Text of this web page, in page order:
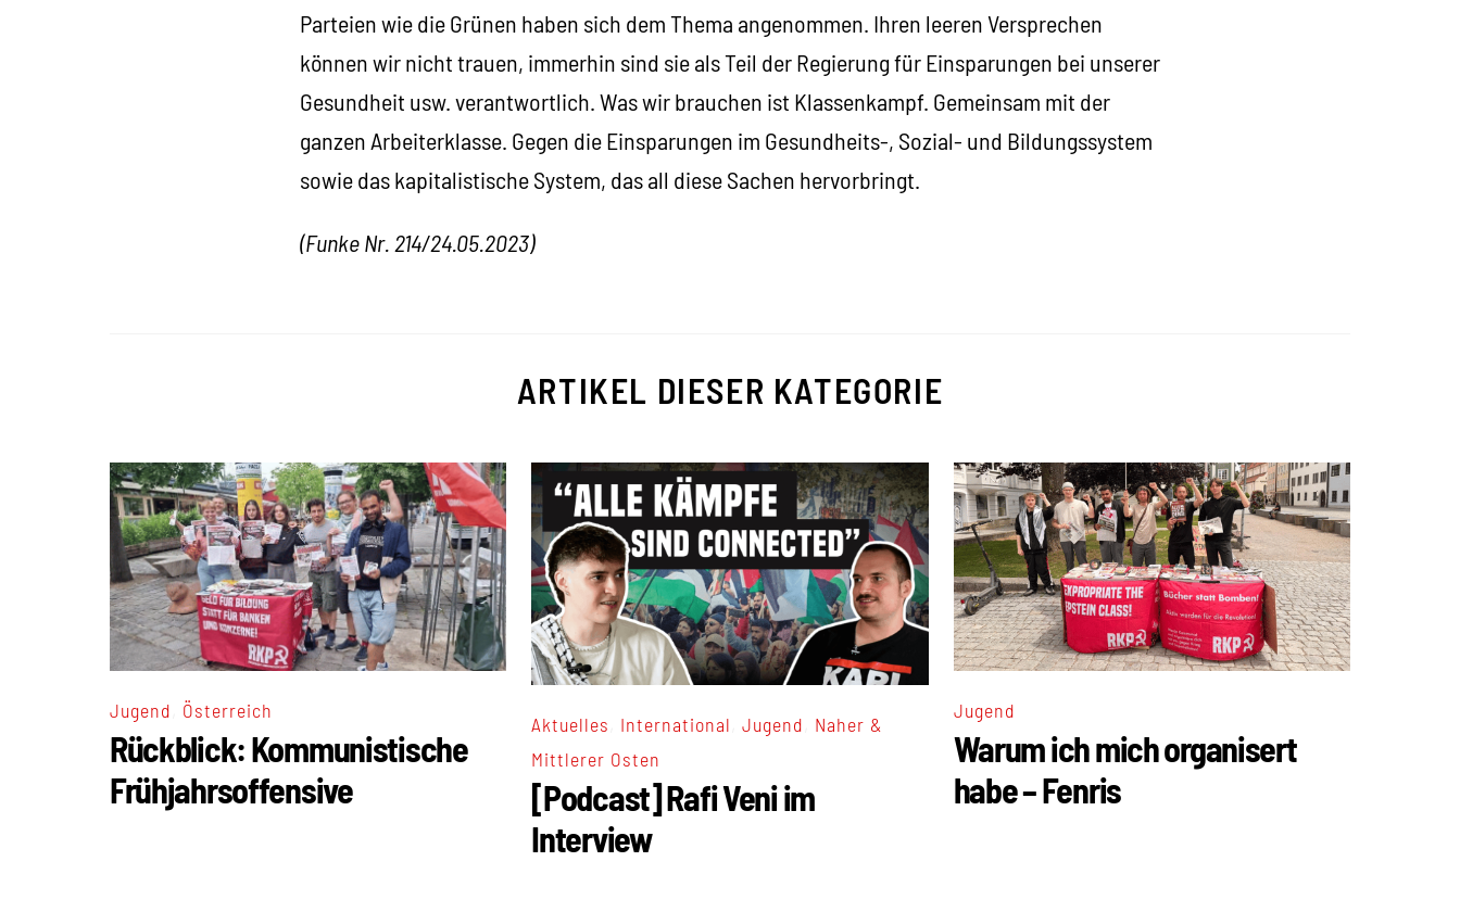
Parteien wie die Grünen haben sich dem Thema angenommen. Ihren leeren Versprechen
können wir nicht trauen, immerhin sind sie als Teil der Regierung für Einsparungen bei unserer
Gesundheit usw. verantwortlich. Was wir brauchen ist Klassenkampf. Gemeinsam mit der
ganzen Arbeiterklasse. Gegen die Einsparungen im Gesundheits-, Sozial- und Bildungssystem
sowie das kapitalistische System, das all diese Sachen hervorbringt.
(Funke Nr. 214/24.05.2023)
ARTIKEL DIESER KATEGORIE
Jugend Österreich
Rückblick: Kommunistische
Frühjahrsoffensive
Aktuelles International Jugend Naher &
Mittlerer Osten
[Podcast] Rafi Veni im
Interview
Jugend
Warum ich mich organisert
habe – Fenris